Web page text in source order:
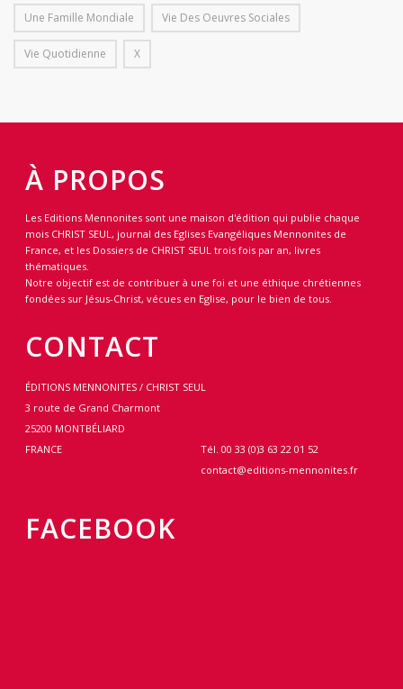
Une Famille Mondiale Vie Des Oeuvres Sociales
Vie Quotidienne X
À PROPOS
Les Editions Mennonites sont une maison d'édition qui publie chaque
mois CHRIST SEUL, journal des Eglises Evangéliques Mennonites de
France, et les Dossiers de CHRIST SEUL trois fois par an, livres
thématiques.
Notre objectif est de contribuer à une foi et une éthique chrétiennes
fondées sur Jésus-Christ, vécues en Eglise, pour le bien de tous.
CONTACT
ÉDITIONS MENNONITES / CHRIST SEUL
3 route de Grand Charmont
25200 MONTBÉLIARD
FRANCE
Tél. 00 33 (0)3 63 22 01 52
contact@editions-mennonites.fr
FACEBOOK